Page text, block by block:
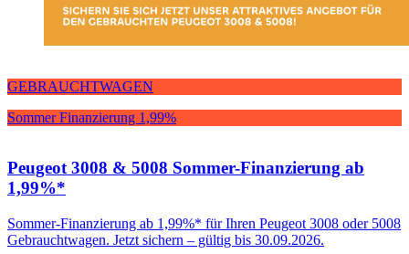
GEBRAUCHTWAGEN
Sommer Finanzierung 1,99%
Peugeot 3008 & 5008 Sommer-Finanzierung ab
1,99%*
Sommer-Finanzierung ab 1,99%* für Ihren Peugeot 3008 oder 5008
Gebrauchtwagen. Jetzt sichern – gültig bis 30.09.2026.